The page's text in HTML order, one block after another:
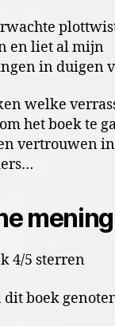
en liet al mijn
in duigen
welke
het boek te
vertrouwen
mening
4/5 sterren
boek